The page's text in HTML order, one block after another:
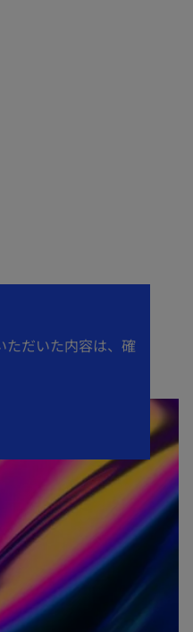
ただいた内容は、確